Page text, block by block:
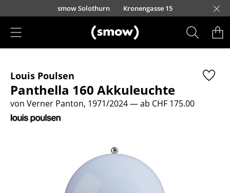
Direkt zum Inhaltsmow Solothurn Kronengasse 15
Sitzmöbel
Esszimmerstühle
Sofas
Louis Poulsen
Panthella 160 Akkuleuchte
von Verner Panton, 1971/2024— ab CHF 175.00